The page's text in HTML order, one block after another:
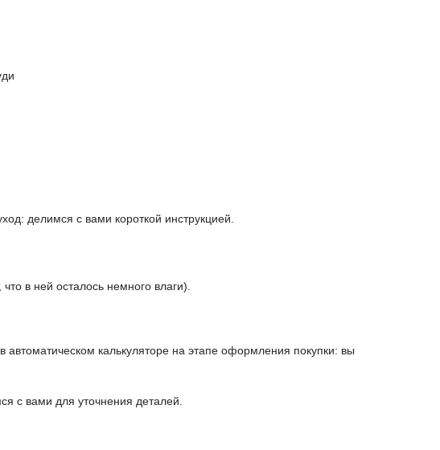
делимся с вами короткой инструкцией.
в ней осталось немного влаги).
калькуляторе на этапе оформления покупки: вы
с вами для уточнения деталей.